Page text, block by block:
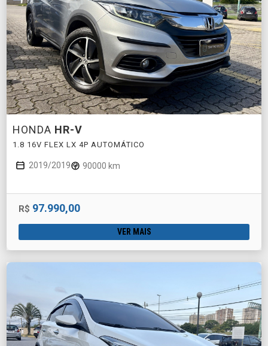
HONDA HR-V
1.8 16V FLEX LX 4P AUTOMÁTICO
2019/2019 90000 km
R$ 97.990,00
VER MAIS